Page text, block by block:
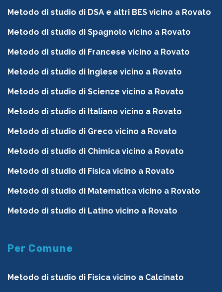
Metodo di studio di DSA e altri BES vicino a Rovato
Metodo di studio di Spagnolo vicino a Rovato
Metodo di studio di Francese vicino a Rovato
Metodo di studio di Inglese vicino a Rovato
Metodo di studio di Scienze vicino a Rovato
Metodo di studio di Italiano vicino a Rovato
Metodo di studio di Greco vicino a Rovato
Metodo di studio di Chimica vicino a Rovato
Metodo di studio di Fisica vicino a Rovato
Metodo di studio di Matematica vicino a Rovato
Metodo di studio di Latino vicino a Rovato
Per Comune
Metodo di studio di Fisica vicino a Calcinato